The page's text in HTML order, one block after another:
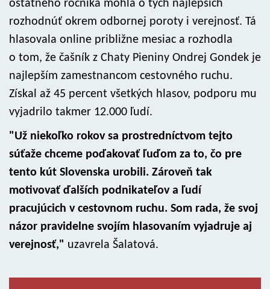
ostatného ročníka mohla o tých najlepších
rozhodnúť okrem odbornej poroty i verejnosť. Tá
hlasovala online približne mesiac a rozhodla
o tom, že čašník z Chaty Pieniny Ondrej Gondek je
najlepším zamestnancom cestovného ruchu.
Získal až 45 percent všetkých hlasov, podporu mu
vyjadrilo takmer 12.000 ľudí.
"Už niekoľko rokov sa prostredníctvom tejto
súťaže chceme poďakovať ľuďom za to, čo pre
tento kút Slovenska urobili. Zároveň tak
motivovať ďalších podnikateľov a ľudí
pracujúcich v cestovnom ruchu. Som rada, že svoj
názor pravidelne svojím hlasovaním vyjadruje aj
verejnosť," uzavrela Šalatová.